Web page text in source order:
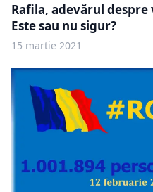
Rafila, adevărul despre
Este sau nu sigur?
15 martie 2021